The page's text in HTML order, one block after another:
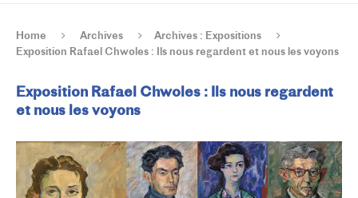
Home Archives
Archives : Expositions
Exposition Rafael Chwoles : Ils nous regardent et nous les voyons
Exposition Rafael Chwoles : Ils nous regardent
et nous les voyons